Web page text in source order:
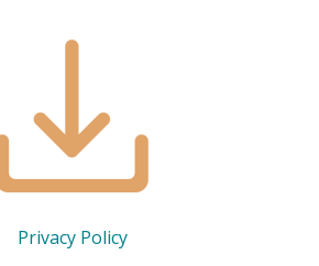
Privacy Policy